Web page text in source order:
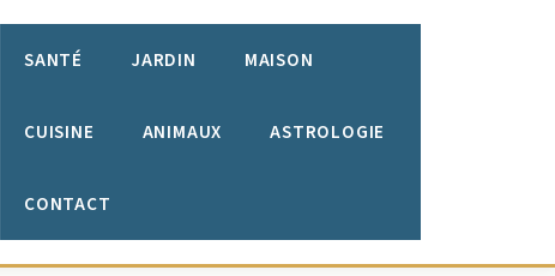
SANTÉ JARDIN MAISON
CUISINE ANIMAUX ASTROLOGIE
CONTACT